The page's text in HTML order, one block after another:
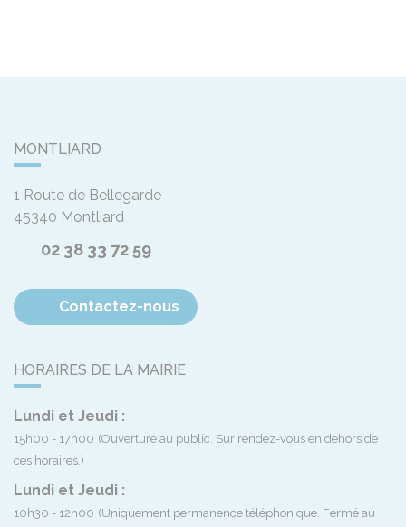
MONTLIARD
1 Route de Bellegarde
45340 Montliard
02 38 33 72 59
Contactez-nous
HORAIRES DE LA MAIRIE
Lundi et Jeudi :
15h00 - 17h00 (Ouverture au public. Sur rendez-vous en dehors de
ces horaires.)
Lundi et Jeudi :
10h30 - 12h00 (Uniquement permanence téléphonique. Fermé au